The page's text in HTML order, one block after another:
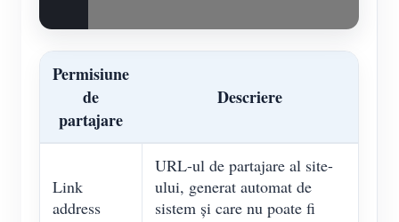
Permisiune
de
partajare
Descriere
Link
address
URL-ul de partajare al site-
ului, generat automat de
sistem și care nu poate fi